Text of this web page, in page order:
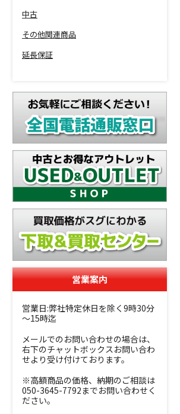
中古
その他関連商品
延長保証
営業案内
営業日:弊社特定休日を除く9時30分
～15時迄
メールでのお問い合わせの場合は、
右下のチャットボックスお問い合わ
せより受け付けております。
※高額商品の価格、納期のご相談は
050-3645-7792までお問い合わせく
ださい。